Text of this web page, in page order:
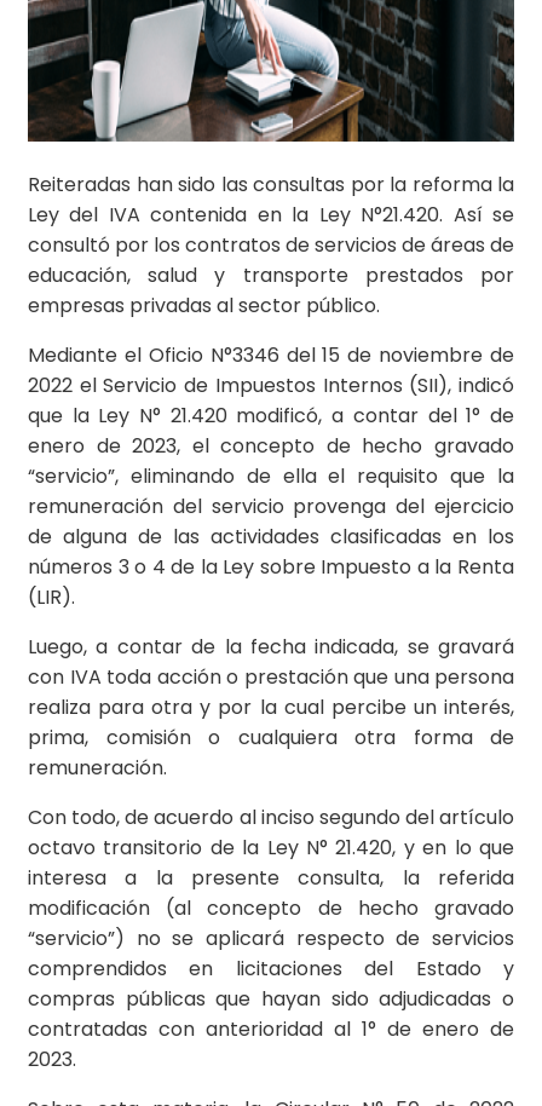
Reiteradas han sido las consultas por la reforma la
Ley del IVA contenida en la Ley N°21.420. Así se
consultó por los contratos de servicios de áreas de
educación, salud y transporte prestados por
empresas privadas al sector público.
Mediante el Oficio N°3346 del 15 de noviembre de
2022 el Servicio de Impuestos Internos (SII), indicó
que la Ley N° 21.420 modificó, a contar del 1° de
enero de 2023, el concepto de hecho gravado
“servicio”, eliminando de ella el requisito que la
remuneración del servicio provenga del ejercicio
de alguna de las actividades clasificadas en los
números 3 o 4 de la Ley sobre Impuesto a la Renta
(LIR).
Luego, a contar de la fecha indicada, se gravará
con IVA toda acción o prestación que una persona
realiza para otra y por la cual percibe un interés,
prima, comisión o cualquiera otra forma de
remuneración.
Con todo, de acuerdo al inciso segundo del artículo
octavo transitorio de la Ley N° 21.420, y en lo que
interesa a la presente consulta, la referida
modificación (al concepto de hecho gravado
“servicio”) no se aplicará respecto de servicios
comprendidos en licitaciones del Estado y
compras públicas que hayan sido adjudicadas o
contratadas con anterioridad al 1° de enero de
2023.